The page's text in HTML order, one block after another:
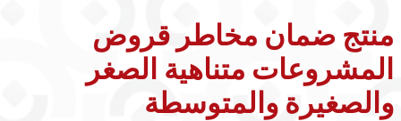
منتج ضمان مخاطر قروض
المشروعات متناهية الصغر
والصغيرة والمتوسطة